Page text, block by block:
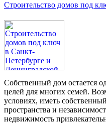
Строительство домов под
Собственный дом остается
целей для многих семей.
условиях, иметь
пространства и
недвижимость